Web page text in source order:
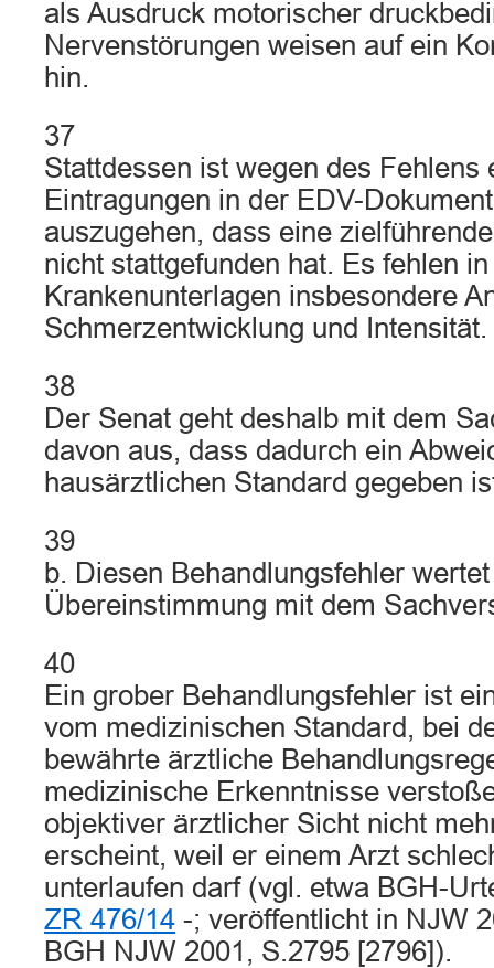
als Ausdruck motorischer
Nervenstörungen weisen auf ein
hin.
37
Stattdessen ist wegen des Fehlens
Eintragungen in der EDV-
auszugehen, dass eine
nicht stattgefunden hat. Es fehlen
Krankenunterlagen insbesondere
Schmerzentwicklung und Intensität.
38
Der Senat geht deshalb mit dem
davon aus, dass dadurch ein
hausärztlichen Standard gegeben
39
b. Diesen Behandlungsfehler
Übereinstimmung mit dem
40
Ein grober Behandlungsfehler ist
vom medizinischen Standard, bei
bewährte ärztliche
medizinische Erkenntnisse
objektiver ärztlicher Sicht nicht
erscheint, weil er einem Arzt
unterlaufen darf (vgl. etwa BGH-
ZR 476/14 -; veröffentlicht in NJW
BGH NJW 2001, S.2795 [2796]).